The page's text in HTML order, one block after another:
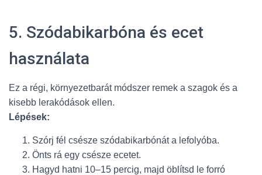
5. Szódabikarbóna és ecet
használata
Ez a régi, környezetbarát módszer remek a szagok és a
kisebb lerakódások ellen.
Lépések:
Szórj fél csésze szódabikarbónát a lefolyóba.
Önts rá egy csésze ecetet.
Hagyd hatni 10–15 percig, majd öblítsd le forró